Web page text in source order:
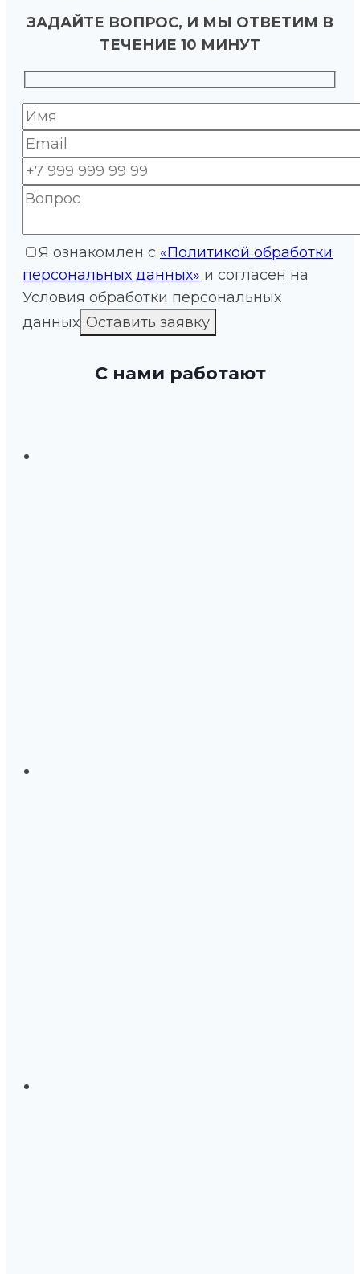
ЗАДАЙТЕ ВОПРОС, И МЫ ОТВЕТИМ В
ТЕЧЕНИЕ 10 МИНУТ
Я ознакомлен с «Политикой обработки
персональных данных» и согласен на
Условия обработки персональных
данных
С нами работают